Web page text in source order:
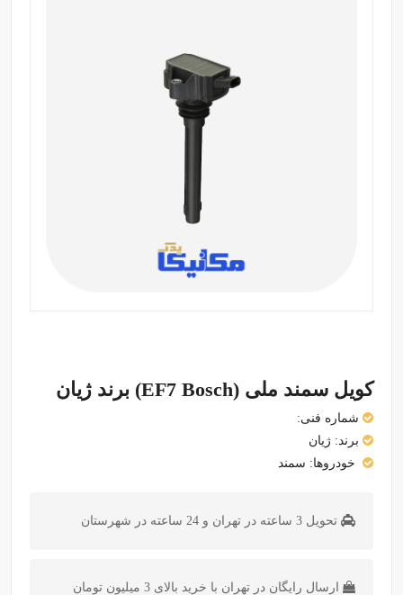
کویل سمند ملی (EF7 Bosch) برند ژیان
شماره فنی:
برند: ژیان
خودروها: سمند
تحویل 3 ساعته در تهران و 24 ساعته در شهرستان
ارسال رایگان در تهران با خرید بالای 3 میلیون تومان